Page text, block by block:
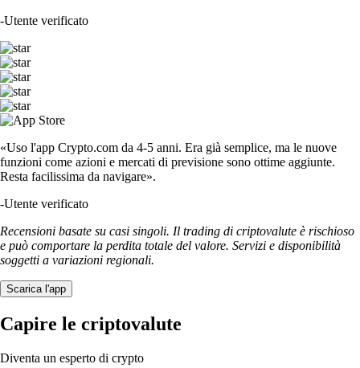
-Utente verificato
«Uso l'app Crypto.com da 4-5 anni. Era già semplice, ma le nuove
funzioni come azioni e mercati di previsione sono ottime aggiunte.
Resta facilissima da navigare».
-Utente verificato
Recensioni basate su casi singoli. Il trading di criptovalute è rischioso
e può comportare la perdita totale del valore. Servizi e disponibilità
soggetti a variazioni regionali.
Scarica l'app
Capire le criptovalute
Diventa un esperto di crypto